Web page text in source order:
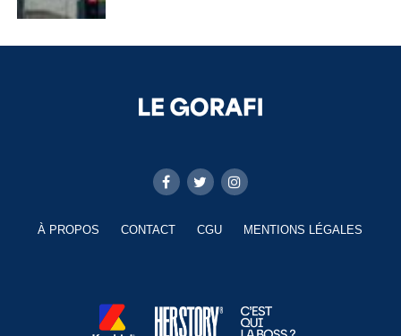
À PROPOS CONTACT CGU MENTIONS LÉGALES